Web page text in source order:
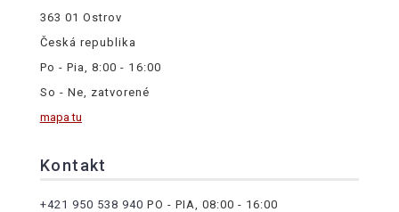
363 01 Ostrov
Česká republika
Po - Pia, 8:00 - 16:00
So - Ne, zatvorené
mapa tu
Kontakt
+421 950 538 940 PO - PIA, 08:00 - 16:00